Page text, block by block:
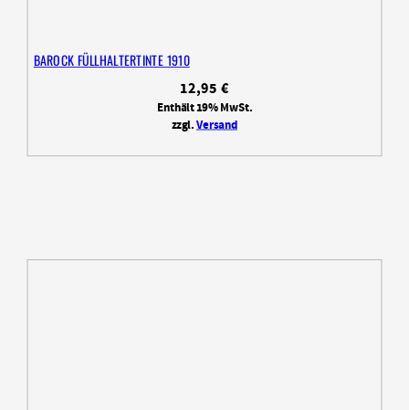
BAROCK FÜLLHALTERTINTE 1910
12,95 €
Enthält 19% MwSt.
zzgl.Versand